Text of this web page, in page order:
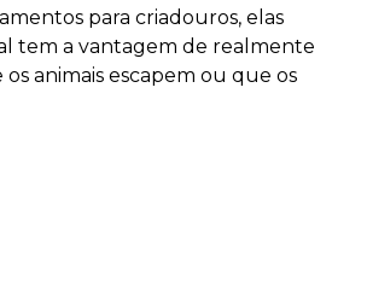
para criadouros, elas
tem a vantagem de realmente
animais escapem ou que os